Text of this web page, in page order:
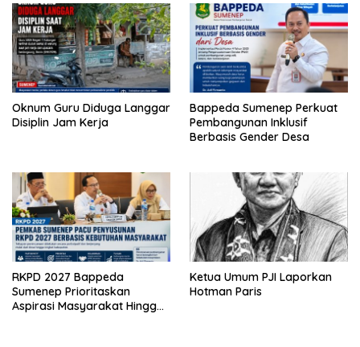
Oknum Guru Diduga Langgar
Disiplin Jam Kerja
Bappeda Sumenep Perkuat
Pembangunan Inklusif
Berbasis Gender Desa
RKPD 2027 Bappeda
Sumenep Prioritaskan
Aspirasi Masyarakat Hingga
Ketua Umum PJI Laporkan
Hotman Paris